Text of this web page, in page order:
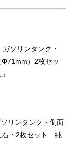
ソリンタンク・
Φ71mm）2枚セッ
リンタンク・側面
右・2枚セット 純